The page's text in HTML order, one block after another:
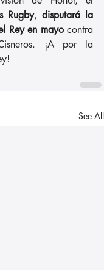
Rugby, disputará la
Rey en mayo contra
¡A por la
See All